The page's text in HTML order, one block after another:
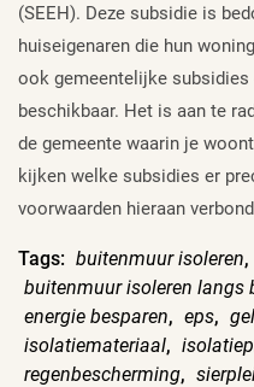
(SEEH). Deze subsidie is
huiseigenaren die hun
ook gemeentelijke
beschikbaar. Het is aan te
de gemeente waarin je
kijken welke subsidies er
voorwaarden hieraan
Tags: buitenmuur isoleren,
buitenmuur isoleren langs
energie besparen, eps,
isolatiemateriaal,
regenbescherming,